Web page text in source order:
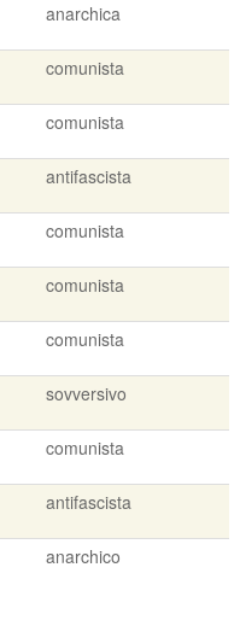
anarchica
comunista
comunista
antifascista
comunista
comunista
comunista
sovversivo
comunista
antifascista
anarchico